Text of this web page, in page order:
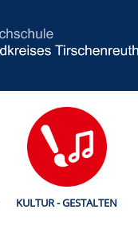
KULTUR - GESTALTEN